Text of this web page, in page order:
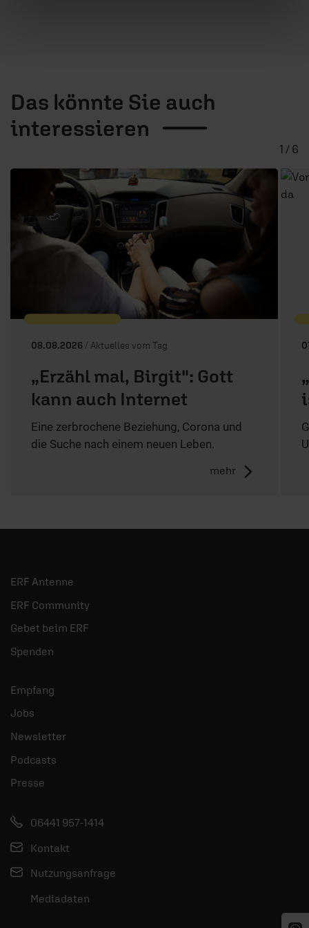
Das könnte Sie auch
interessieren
08.08.2026 / Aktuelles vom Tag
„Erzähl mal, Birgit": Gott
kann auch Internet
Eine zerbrochene Beziehung, Corona und
die Suche nach einem neuen Leben.
mehr
1 / 6
ERF Antenne
ERF Community
Gebet beim ERF
Spenden
Empfang
Jobs
Newsletter
Podcasts
Presse
06441 957-1414
Kontakt
Nutzungsanfrage
Mediadaten